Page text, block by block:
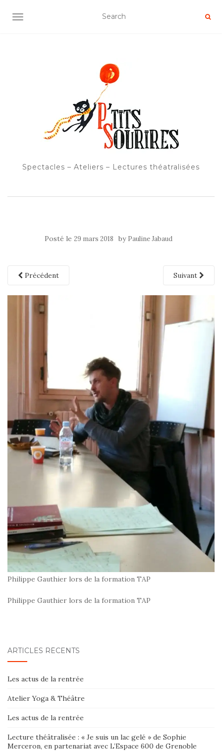
OUVRIR/FERMER LA NAVIGATION
Spectacles – Ateliers – Lectures théatralisées
Posté le 29 mars 2018 by Pauline Jabaud
Précédent Suivant
Philippe Gauthier lors de la formation TAP
Philippe Gauthier lors de la formation TAP
ARTICLES RÉCENTS
Les actus de la rentrée
Atelier Yoga & Théâtre
Les actus de la rentrée
Lecture théâtralisée : « Je suis un lac gelé » de Sophie
Merceron, en partenariat avec L’Espace 600 de Grenoble